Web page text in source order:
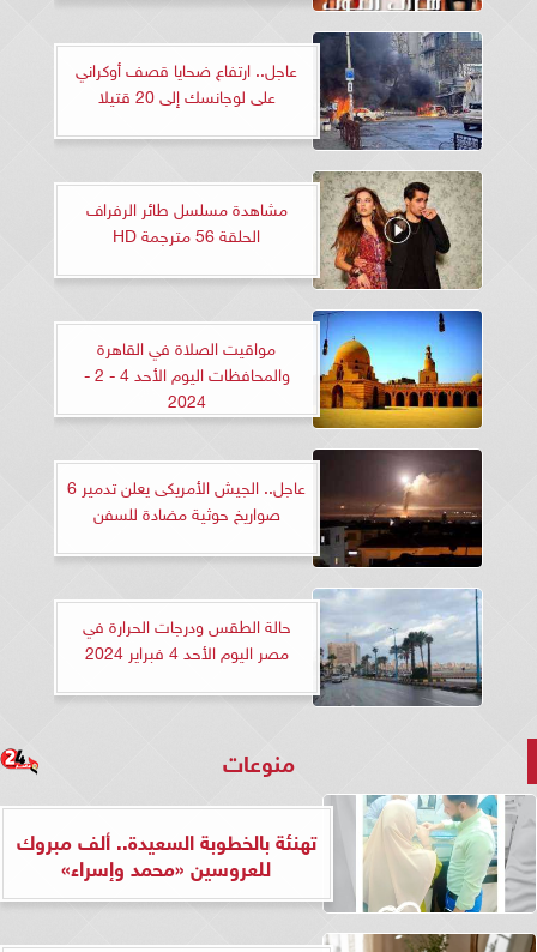
عاجل.. ارتفاع ضحايا قصف أوكراني
على لوجانسك إلى 20 قتيلا
مشاهدة مسلسل طائر الرفراف
الحلقة 56 مترجمة HD
مواقيت الصلاة في القاهرة
والمحافظات اليوم الأحد 4 - 2 -
2024
عاجل.. الجيش الأمريكى يعلن تدمير 6
صواريخ حوثية مضادة للسفن
حالة الطقس ودرجات الحرارة في
مصر اليوم الأحد 4 فبراير 2024
منوعات
تهنئة بالخطوبة السعيدة.. ألف مبروك
للعروسين «محمد وإسراء»